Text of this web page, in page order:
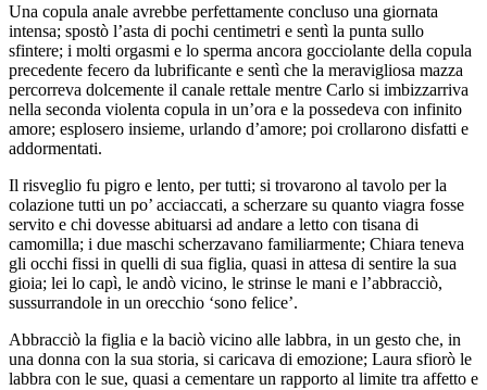
Una copula anale avrebbe perfettamente concluso una giornata
intensa; spostò l’asta di pochi centimetri e sentì la punta sullo
sfintere; i molti orgasmi e lo sperma ancora gocciolante della copula
precedente fecero da lubrificante e sentì che la meravigliosa mazza
percorreva dolcemente il canale rettale mentre Carlo si imbizzarriva
nella seconda violenta copula in un’ora e la possedeva con infinito
amore; esplosero insieme, urlando d’amore; poi crollarono disfatti e
addormentati.
Il risveglio fu pigro e lento, per tutti; si trovarono al tavolo per la
colazione tutti un po’ acciaccati, a scherzare su quanto viagra fosse
servito e chi dovesse abituarsi ad andare a letto con tisana di
camomilla; i due maschi scherzavano familiarmente; Chiara teneva
gli occhi fissi in quelli di sua figlia, quasi in attesa di sentire la sua
gioia; lei lo capì, le andò vicino, le strinse le mani e l’abbracciò,
sussurrandole in un orecchio ‘sono felice’.
Abbracciò la figlia e la baciò vicino alle labbra, in un gesto che, in
una donna con la sua storia, si caricava di emozione; Laura sfiorò le
labbra con le sue, quasi a cementare un rapporto al limite tra affetto e